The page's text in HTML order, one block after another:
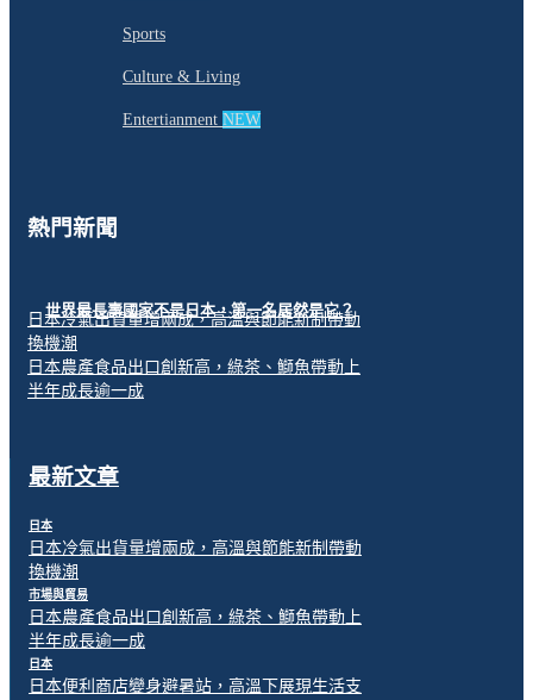
Sports
Culture & Living
Entertianment NEW
熱門新聞
世界最長壽國家不是日本，第一名居然是它？
日本冷氣出貨量增兩成，高溫與節能新制帶動
換機潮
日本農產食品出口創新高，綠茶、鰤魚帶動上
半年成長逾一成
最新文章
日本
日本冷氣出貨量增兩成，高溫與節能新制帶動
換機潮
市場與貿易
日本農產食品出口創新高，綠茶、鰤魚帶動上
半年成長逾一成
日本
日本便利商店變身避暑站，高溫下展現生活支